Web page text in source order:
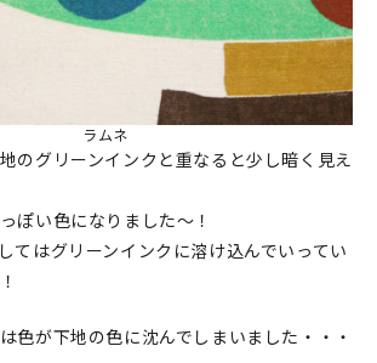
ラムネ
のグリーンインクと重なると少し暗く見え
ぽい色になりました～！
てはグリーンインクに溶け込んでいってい
色が下地の色に沈んでしまいました・・・